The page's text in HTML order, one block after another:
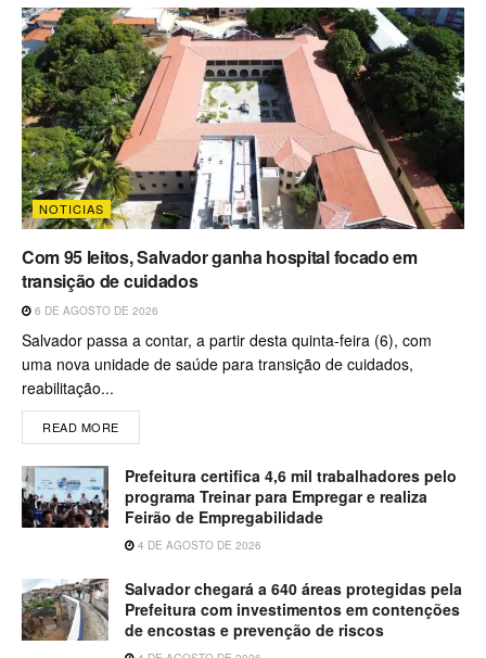
NOTICIAS
Com 95 leitos, Salvador ganha hospital focado em
transição de cuidados
6 DE AGOSTO DE 2026
Salvador passa a contar, a partir desta quinta-feira (6), com
uma nova unidade de saúde para transição de cuidados,
reabilitação...
READ MORE
Prefeitura certifica 4,6 mil trabalhadores pelo
programa Treinar para Empregar e realiza
Feirão de Empregabilidade
4 DE AGOSTO DE 2026
Salvador chegará a 640 áreas protegidas pela
Prefeitura com investimentos em contenções
de encostas e prevenção de riscos